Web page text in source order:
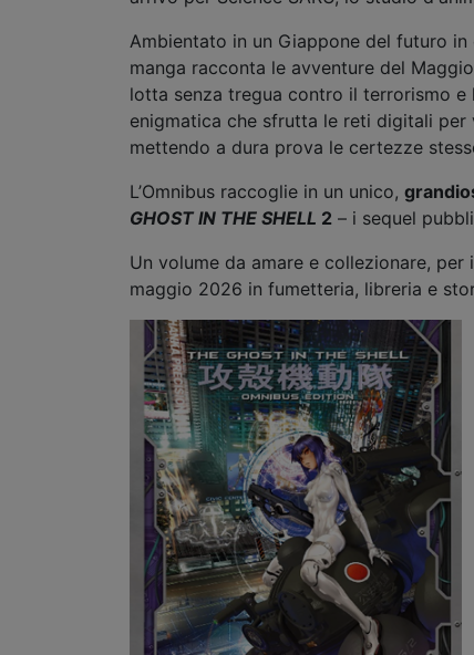
Ambientato in un Giappone del futuro
manga racconta le avventure del
lotta senza tregua contro il terrorismo
enigmatica che sfrutta le reti digitali
mettendo a dura prova le certezze
L’Omnibus raccoglie in un unico,
GHOST IN THE SHELL 2 – i sequel
Un volume da amare e collezionare,
maggio 2026 in fumetteria, libreria e